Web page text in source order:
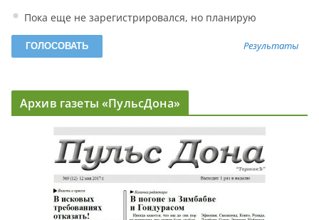
Пока еще не зарегистрировался, но планирую
Результаты
Архив газеты «ПульсДона»